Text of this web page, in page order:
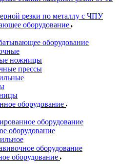
резки по металлу с ЧПУ
оборудование
оборудование
ножницы
прессы
оборудование
оборудование
оборудование
оборудование
оборудование